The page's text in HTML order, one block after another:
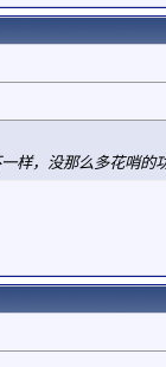
样，没那么多花哨的